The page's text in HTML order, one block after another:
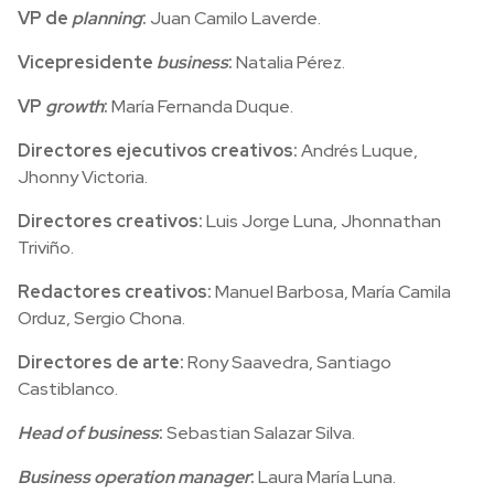
VP de planning: Juan Camilo Laverde.
Vicepresidente business:Natalia Pérez.
VP growth:María Fernanda Duque.
Directores ejecutivos creativos:Andrés Luque,
Jhonny Victoria.
Directores creativos:Luis Jorge Luna, Jhonnathan
Triviño.
Redactores creativos:Manuel Barbosa, María Camila
Orduz, Sergio Chona.
Directores de arte:Rony Saavedra, Santiago
Castiblanco.
Head of business:Sebastian Salazar Silva.
Business operation manager:Laura María Luna.